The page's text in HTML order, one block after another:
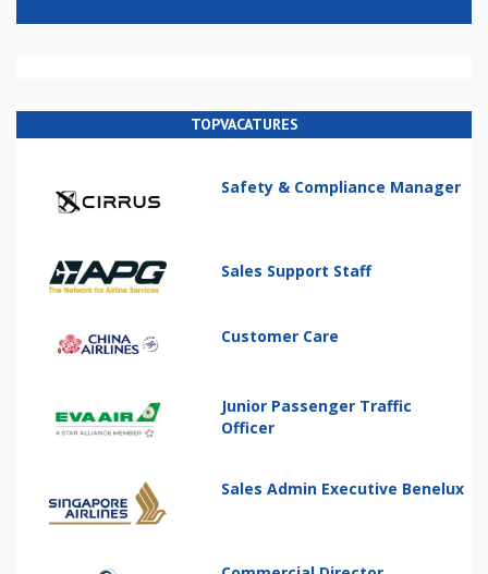
TOPVACATURES
Safety & Compliance Manager
Sales Support Staff
Customer Care
Junior Passenger Traffic
Officer
Sales Admin Executive Benelux